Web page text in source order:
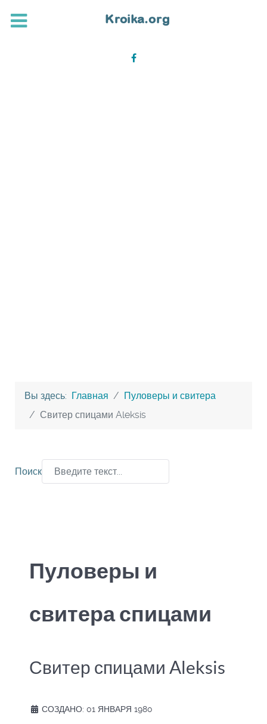
Вы здесь: Главная
Пуловеры и свитера
Свитер спицами Aleksis
Поиск
Пуловеры и
свитера спицами
Свитер спицами Aleksis
СОЗДАНО: 01 ЯНВАРЯ 1980